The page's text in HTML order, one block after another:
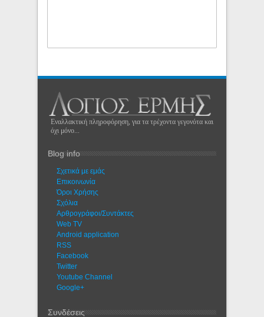
Εναλλακτική πληροφόρηση, για τα τρέχοντα γεγονότα και
όχι μόνο...
Blog info
Σχετικά με εμάς
Eπικοινωνία
Όροι Χρήσης
Σχόλια
Αρθρογράφοι/Συντάκτες
Web TV
Android application
RSS
Facebook
Twitter
Youtube Channel
Google+
Συνδέσεις